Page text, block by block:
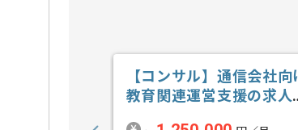
【コンサル】通信会社向
教育関連運営支援の求人